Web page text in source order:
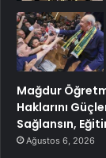
Mağdur
Haklarını
Sağlansın,
Ağustos 6, 2026